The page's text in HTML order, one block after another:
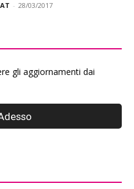
- 28/03/2017
gli aggiornamenti dai